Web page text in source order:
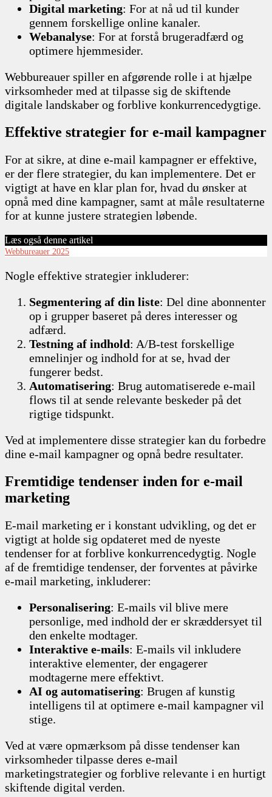
Digital marketing: For at nå ud til kunder
gennem forskellige online kanaler.
Webanalyse: For at forstå brugeradfærd og
optimere hjemmesider.
Webbureauer spiller en afgørende rolle i at hjælpe
virksomheder med at tilpasse sig de skiftende
digitale landskaber og forblive konkurrencedygtige.
Effektive strategier for e-mail kampagner
For at sikre, at dine e-mail kampagner er effektive,
er der flere strategier, du kan implementere. Det er
vigtigt at have en klar plan for, hvad du ønsker at
opnå med dine kampagner, samt at måle resultaterne
for at kunne justere strategien løbende.
Læs også denne artikel
Webbureauer 2025
Nogle effektive strategier inkluderer:
Segmentering af din liste: Del dine abonnenter
op i grupper baseret på deres interesser og
adfærd.
Testning af indhold: A/B-test forskellige
emnelinjer og indhold for at se, hvad der
fungerer bedst.
Automatisering: Brug automatiserede e-mail
flows til at sende relevante beskeder på det
rigtige tidspunkt.
Ved at implementere disse strategier kan du forbedre
dine e-mail kampagner og opnå bedre resultater.
Fremtidige tendenser inden for e-mail
marketing
E-mail marketing er i konstant udvikling, og det er
vigtigt at holde sig opdateret med de nyeste
tendenser for at forblive konkurrencedygtig. Nogle
af de fremtidige tendenser, der forventes at påvirke
e-mail marketing, inkluderer:
Personalisering: E-mails vil blive mere
personlige, med indhold der er skræddersyet til
den enkelte modtager.
Interaktive e-mails: E-mails vil inkludere
interaktive elementer, der engagerer
modtagerne mere effektivt.
AI og automatisering: Brugen af kunstig
intelligens til at optimere e-mail kampagner vil
stige.
Ved at være opmærksom på disse tendenser kan
virksomheder tilpasse deres e-mail
marketingstrategier og forblive relevante i en hurtigt
skiftende digital verden.